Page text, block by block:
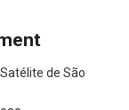
de São